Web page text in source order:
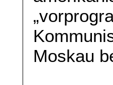
Moskau